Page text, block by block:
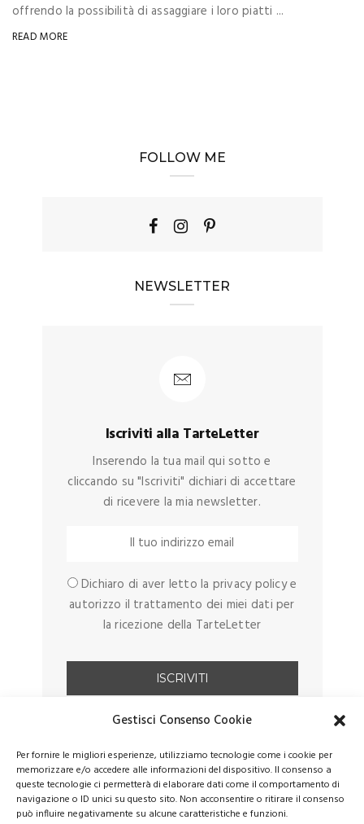
Gestisci Consenso Cookie
Per fornire le migliori esperienze, utilizziamo tecnologie come i cookie per
memorizzare e/o accedere alle informazioni del dispositivo. Il consenso a
queste tecnologie ci permetterà di elaborare dati come il comportamento di
navigazione o ID unici su questo sito. Non acconsentire o ritirare il consenso
può influire negativamente su alcune caratteristiche e funzioni.
offrendo la possibilità di assaggiare i loro piatti ...
READ MORE
FOLLOW ME
NEWSLETTER
Iscriviti alla TarteLetter
Inserendo la tua mail qui sotto e
cliccando su "Iscriviti" dichiari di accettare
di ricevere la mia newsletter.
Dichiaro di aver letto la privacy policy e
autorizzo il trattamento dei miei dati per
la ricezione della TarteLetter